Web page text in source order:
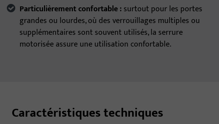
Particulièrement confortable :surtout pour les portes
grandes ou lourdes, où des verrouillages multiples ou
supplémentaires sont souvent utilisés, la serrure
motorisée assure une utilisation confortable.
Caractéristiques techniques